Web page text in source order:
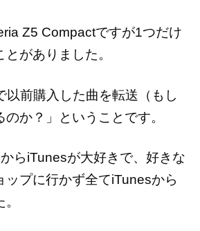
Z5 Compactですが1つだけ
がありました。
以前購入した曲を転送（もし
のか？」ということです。
らiTunesが大好きで、好きな
ップに行かず全てiTunesから